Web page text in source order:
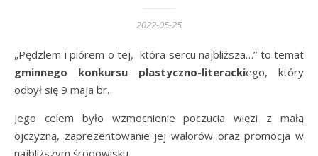
2022-05-25
„Pędzlem i piórem o tej, która sercu najbliższa…” to temat
gminnego konkursu plastyczno-literackiego, który
odbył się 9 maja br.
Jego celem było wzmocnienie poczucia więzi z małą
ojczyzną, zaprezentowanie jej walorów oraz promocja w